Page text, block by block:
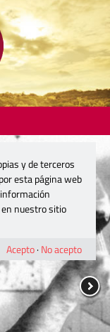
y de terceros
esta página web
nuestro sitio
Acepto· No acepto